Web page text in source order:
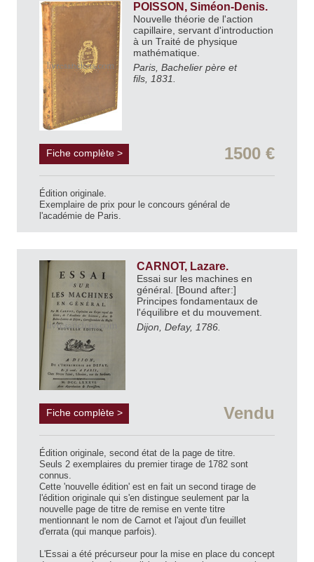
POISSON, Siméon-Denis.
Nouvelle théorie de l'action
capillaire, servant d'introduction
à un Traité de physique
mathématique.
Paris, Bachelier père et
fils, 1831.
Fiche complète > 1500 €
Édition originale.
Exemplaire de prix pour le concours général de
l'académie de Paris.
CARNOT, Lazare.
Essai sur les machines en
général. [Bound after:]
Principes fondamentaux de
l'équilibre et du mouvement.
Dijon, Defay, 1786.
Fiche complète > Vendu
Édition originale, second état de la page de titre.
Seuls 2 exemplaires du premier tirage de 1782 sont
connus.
Cette 'nouvelle édition' est en fait un second tirage de
l'édition originale qui s'en distingue seulement par la
nouvelle page de titre de remise en vente titre
mentionnant le nom de Carnot et l'ajout d'un feuillet
d'errata (qui manque parfois).
L'Essai a été précurseur pour la mise en place du concept